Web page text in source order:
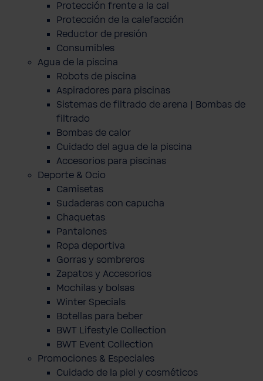
Protección frente a la cal
Protección de la calefacción
Reductor de presión
Consumibles
Agua de la piscina
Robots de piscina
Aspiradores para piscinas
Sistemas de filtrado de arena | Bombas de
filtrado
Bombas de calor
Cuidado del agua de la piscina
Accesorios para piscinas
Deporte & Ocio
Camisetas
Sudaderas con capucha
Chaquetas
Pantalones
Ropa deportiva
Gorras y sombreros
Zapatos y Accesorios
Mochilas y bolsas
Winter Specials
Botellas para beber
BWT Lifestyle Collection
BWT Event Collection
Promociones & Especiales
Cuidado de la piel y cosméticos